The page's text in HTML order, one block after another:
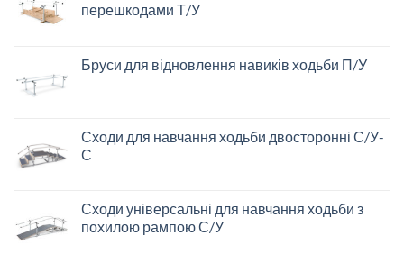
перешкодами Т/У
Бруси для відновлення навиків ходьби П/У
Сходи для навчання ходьби двосторонні С/У-
С
Сходи універсальні для навчання ходьби з
похилою рампою С/У